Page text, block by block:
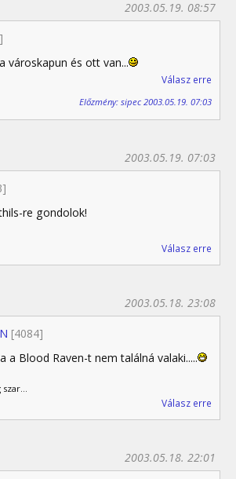
2003.05.19. 08:57
városkapun és ott van...
Válasz erre
Előzmény: sipec 2003.05.19. 07:03
2003.05.19. 07:03
re gondolok!
Válasz erre
[4084]
2003.05.18. 23:08
a Blood Raven-t nem találná valaki.....
Válasz erre
2003.05.18. 22:01